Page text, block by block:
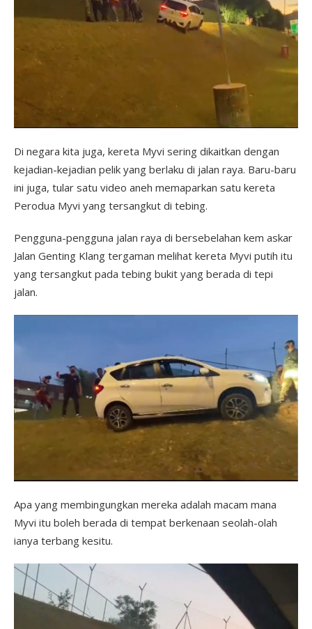
Di negara kita juga, kereta Myvi sering dikaitkan dengan
kejadian-kejadian pelik yang berlaku di jalan raya. Baru-baru
ini juga, tular satu video aneh memaparkan satu kereta
Perodua Myvi yang tersangkut di tebing.
Pengguna-pengguna jalan raya di bersebelahan kem askar
Jalan Genting Klang tergaman melihat kereta Myvi putih itu
yang tersangkut pada tebing bukit yang berada di tepi
jalan.
Apa yang membingungkan mereka adalah macam mana
Myvi itu boleh berada di tempat berkenaan seolah-olah
ianya terbang kesitu.